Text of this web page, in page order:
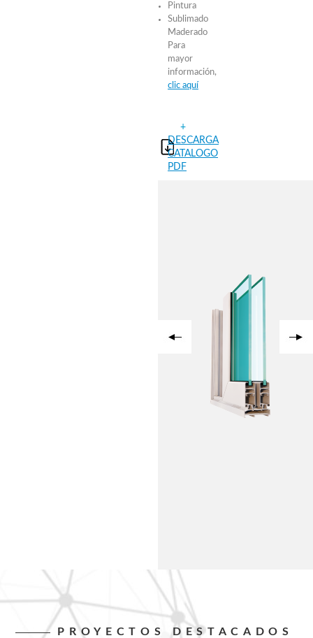
Pintura
Sublimado
Maderado
Para
mayor
información,
clic aquí
+
DESCARGA
CATALOGO
PDF
PROYECTOS DESTACADOS